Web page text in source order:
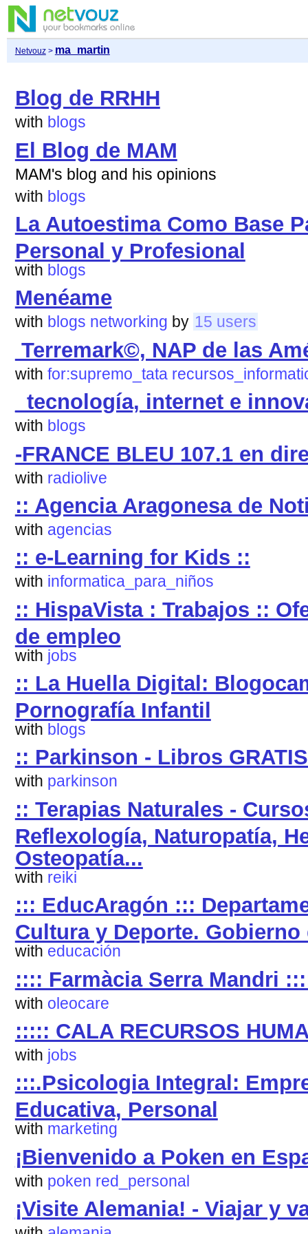
Netvouz> ma_martin
Blog de RRHH
with blogs
El Blog de MAM
MAM's blog and his opinions
with blogs
La Autoestima Como Base
Personal y Profesional
with blogs
Menéame
with blogs networking by 15 users
Terremark©, NAP de las
with for:supremo_tata
_tecnología, internet e
with blogs
-FRANCE BLEU 107.1 en
with radiolive
:: Agencia Aragonesa de
with agencias
:: e-Learning for Kids ::
with informatica_para_niños
:: HispaVista : Trabajos ::
de empleo
with jobs
:: La Huella Digital:
Pornografía Infantil
with blogs
:: Parkinson - Libros
with parkinson
:: Terapias Naturales -
Reflexología, Naturopatía,
Osteopatía...
with reiki
::: EducAragón :::
Cultura y Deporte. Gobierno
with educación
:::: Farmàcia Serra Mandri
with oleocare
::::: CALA RECURSOS
with jobs
:::.Psicologia Integral:
Educativa, Personal
with marketing
¡Bienvenido a Poken en
with poken red_personal
¡Visite Alemania! - Viajar y